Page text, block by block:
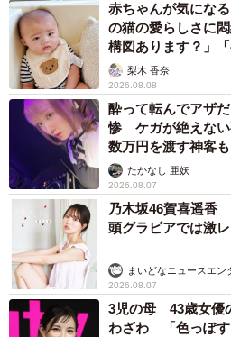
赤ちゃんが気にな
の猫の愛らしさに
構図あります？」
梨木 香奈
2026.08.08
酔って転んでアザ
惨 ケガが絶えな
数万円を渡す神客
たかなし 亜妖
2026.08.07
乃木坂46賀喜遥
頭グラビアでは激
まいどなニュースエン
2026.08.07
3児の母 43歳女優
わざわ 「色っぽす